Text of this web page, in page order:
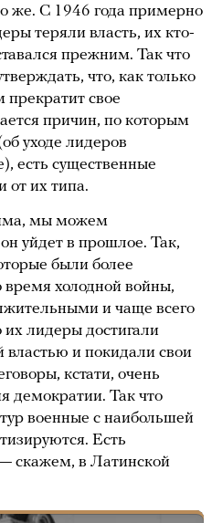
же. С 1946 года примерно
теряли власть, их кто-
прежним. Так что
что, как только
свое
причин, по которым
уходе лидеров
есть существенные
от их типа.
мы можем
уйдет в прошлое. Так,
были более
холодной войны,
и чаще всего
их лидеры достигали
властью и покидали свои
кстати, очень
демократии. Так что
военные с наибольшей
Есть
— скажем, в Латинской